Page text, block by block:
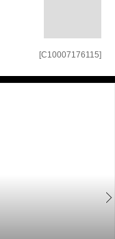
[C10007176115]